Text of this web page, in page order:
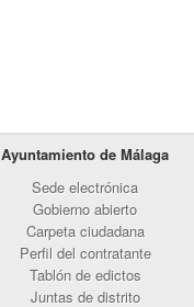
Ayuntamiento de Málaga
Sede electrónica
Gobierno abierto
Carpeta ciudadana
Perfil del contratante
Tablón de edictos
Juntas de distrito